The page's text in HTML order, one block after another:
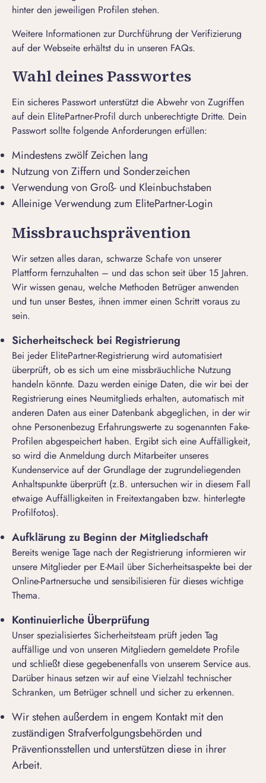
hinter den jeweiligen Profilen stehen.
Weitere Informationen zur Durchführung der Verifizierung
auf der Webseite erhältst du in unseren FAQs.
Wahl deines Passwortes
Ein sicheres Passwort unterstützt die Abwehr von Zugriffen
auf dein ElitePartner-Profil durch unberechtigte Dritte. Dein
Passwort sollte folgende Anforderungen erfüllen:
Mindestens zwölf Zeichen lang
Nutzung von Ziffern und Sonderzeichen
Verwendung von Groß- und Kleinbuchstaben
Alleinige Verwendung zum ElitePartner-Login
Missbrauchsprävention
Wir setzen alles daran, schwarze Schafe von unserer
Plattform fernzuhalten – und das schon seit über 15 Jahren.
Wir wissen genau, welche Methoden Betrüger anwenden
und tun unser Bestes, ihnen immer einen Schritt voraus zu
sein.
Sicherheitscheck bei Registrierung
Bei jeder ElitePartner-Registrierung wird automatisiert
überprüft, ob es sich um eine missbräuchliche Nutzung
handeln könnte. Dazu werden einige Daten, die wir bei der
Registrierung eines Neumitglieds erhalten, automatisch mit
anderen Daten aus einer Datenbank abgeglichen, in der wir
ohne Personenbezug Erfahrungswerte zu sogenannten Fake-
Profilen abgespeichert haben. Ergibt sich eine Auffälligkeit,
so wird die Anmeldung durch Mitarbeiter unseres
Kundenservice auf der Grundlage der zugrundeliegenden
Anhaltspunkte überprüft (z.B. untersuchen wir in diesem Fall
etwaige Auffälligkeiten in Freitextangaben bzw. hinterlegte
Profilfotos).
Aufklärung zu Beginn der Mitgliedschaft
Bereits wenige Tage nach der Registrierung informieren wir
unsere Mitglieder per E-Mail über Sicherheitsaspekte bei der
Online-Partnersuche und sensibilisieren für dieses wichtige
Thema.
Kontinuierliche Überprüfung
Unser spezialisiertes Sicherheitsteam prüft jeden Tag
auffällige und von unseren Mitgliedern gemeldete Profile
und schließt diese gegebenenfalls von unserem Service aus.
Darüber hinaus setzen wir auf eine Vielzahl technischer
Schranken, um Betrüger schnell und sicher zu erkennen.
Wir stehen außerdem in engem Kontakt mit den
zuständigen Strafverfolgungsbehörden und
Präventionsstellen und unterstützen diese in ihrer
Arbeit.